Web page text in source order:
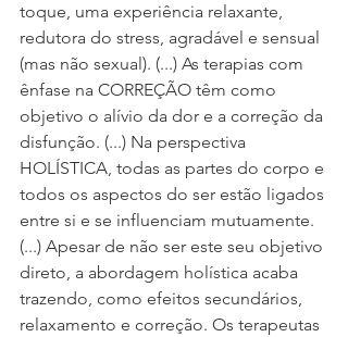
toque, uma experiência relaxante,
redutora do stress, agradável e sensual
(mas não sexual). (...) As terapias com
ênfase na CORREÇÃO têm como
objetivo o alívio da dor e a correção da
disfunção. (...) Na perspectiva
HOLÍSTICA, todas as partes do corpo e
todos os aspectos do ser estão ligados
entre si e se influenciam mutuamente.
(...) Apesar de não ser este seu objetivo
direto, a abordagem holística acaba
trazendo, como efeitos secundários,
relaxamento e correção. Os terapeutas